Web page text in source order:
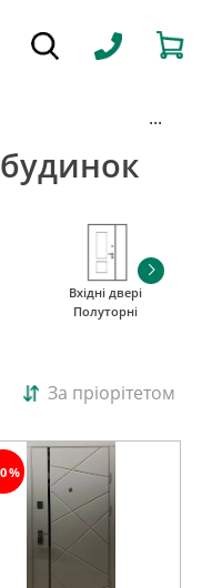
...
будинок
Вхідні двері
Полуторні
За пріорітетом